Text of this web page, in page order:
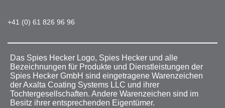
+41 (0) 61 826 96 96
Das Spies Hecker Logo, Spies Hecker und alle
Bezeichnungen für Produkte und Dienstleistungen der
Spies Hecker GmbH sind eingetragene Warenzeichen
der Axalta Coating Systems LLC und ihrer
Tochtergesellschaften. Andere Warenzeichen sind im
Besitz ihrer entsprechenden Eigentümer.